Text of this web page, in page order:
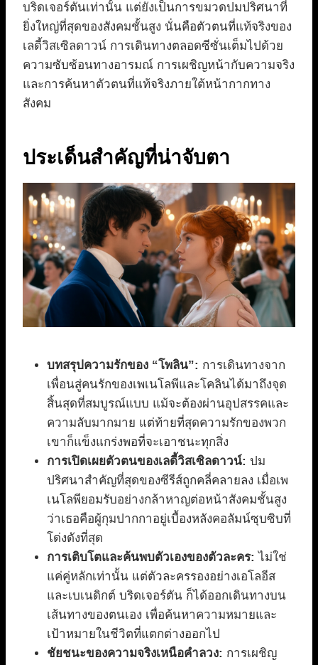
บริดเจอร์ตันเท่านั้น แต่ยังเป็นการขมวดปมปริศนาที่
ยิ่งใหญ่ที่สุดของสังคมชั้นสูง นั่นคือตัวตนที่แท้จริงของ
เลดี้วิสเซิลดาวน์ การเดินทางตลอดซีซั่นเต็มไปด้วย
ความซับซ้อนทางอารมณ์ การเผชิญหน้ากับความจริง
และการค้นหาตัวตนที่แท้จริงภายใต้หน้ากากทาง
สังคม
ประเด็นสำคัญที่น่าจับตา
บทสรุปความรักของ “โพลิน”: การเดินทางจาก
เพื่อนสู่คนรักของเพเนโลพีและโคลินได้มาถึงจุด
สิ้นสุดที่สมบูรณ์แบบ แม้จะต้องผ่านอุปสรรคและ
ความลับมากมาย แต่ท้ายที่สุดความรักของพวก
เขาก็แข็งแกร่งพอที่จะเอาชนะทุกสิ่ง
การเปิดเผยตัวตนของเลดี้วิสเซิลดาวน์: ปม
ปริศนาสำคัญที่สุดของซีรีส์ถูกคลี่คลายลง เมื่อเพ
เนโลพียอมรับอย่างกล้าหาญต่อหน้าสังคมชั้นสูง
ว่าเธอคือผู้กุมปากกาอยู่เบื้องหลังคอลัมน์ซุบซิบที่
โด่งดังที่สุด
การเติบโตและค้นพบตัวเองของตัวละคร: ไม่ใช่
แค่คู่หลักเท่านั้น แต่ตัวละครรองอย่างเอโลอีส
และเบเนดิกต์ บริดเจอร์ตัน ก็ได้ออกเดินทางบน
เส้นทางของตนเอง เพื่อค้นหาความหมายและ
เป้าหมายในชีวิตที่แตกต่างออกไป
ชัยชนะของความจริงเหนือคำลวง: การเผชิญ